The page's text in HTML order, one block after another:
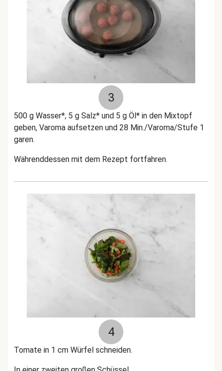
3
500 g Wasser*, 5 g Salz* und 5 g Öl* in den Mixtopf
geben, Varoma aufsetzen und 28 Min./Varoma/Stufe 1
garen.
Währenddessen mit dem Rezept fortfahren.
4
Tomate in 1 cm Würfel schneiden.